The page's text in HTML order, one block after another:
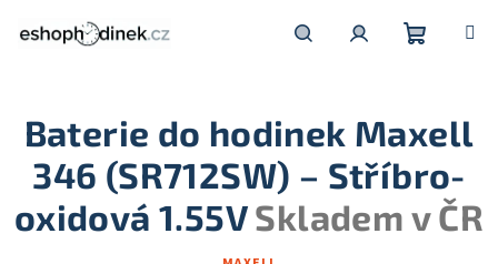
košík
Baterie do hodinek Maxell
346 (SR712SW) – Stříbro-
oxidová 1.55VSkladem v ČR